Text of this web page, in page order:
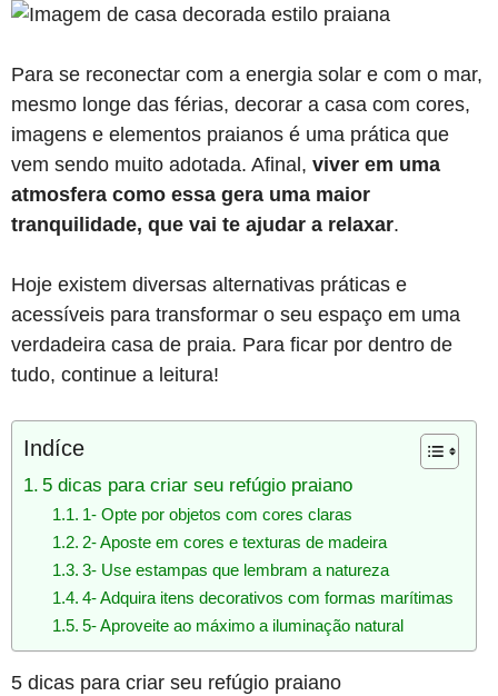
Para se reconectar com a energia solar e com o mar,
mesmo longe das férias, decorar a casa com cores,
imagens e elementos praianos é uma prática que
vem sendo muito adotada. Afinal, viver em uma
atmosfera como essa gera uma maior
tranquilidade, que vai te ajudar a relaxar.
Hoje existem diversas alternativas práticas e
acessíveis para transformar o seu espaço em uma
verdadeira casa de praia. Para ficar por dentro de
tudo, continue a leitura!
Indíce
5 dicas para criar seu refúgio praiano
1- Opte por objetos com cores claras
2- Aposte em cores e texturas de madeira
3- Use estampas que lembram a natureza
4- Adquira itens decorativos com formas marítimas
5- Aproveite ao máximo a iluminação natural
5 dicas para criar seu refúgio praiano